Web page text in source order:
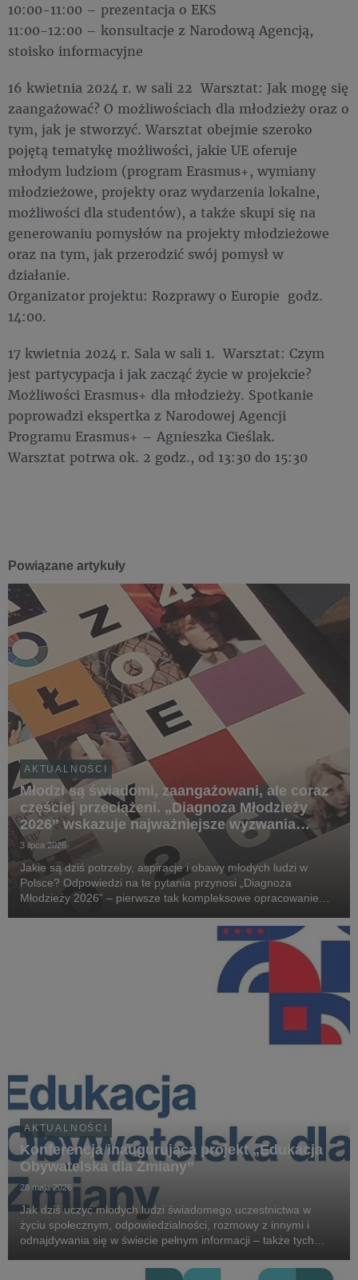
10:00-11:00 – prezentacja o EKS
11:00-12:00 – konsultacje z Narodową Agencją,
stoisko informacyjne
16 kwietnia 2024 r. w sali 22 Warsztat: Jak mogę się
zaangażować? O możliwościach dla młodzieży oraz o
tym, jak je stworzyć. Warsztat obejmie szeroko
pojętą tematykę możliwości, jakie UE oferuje
młodym ludziom (program Erasmus+, wymiany
młodzieżowe, projekty oraz wydarzenia lokalne,
możliwości dla studentów), a także skupi się na
generowaniu pomysłów na projekty młodzieżowe
oraz na tym, jak przerodzić swój pomysł w
działanie.
Organizator projektu: Rozprawy o Europie godz.
14:00.
17 kwietnia 2024 r. Sala w sali 1. Warsztat: Czym
jest partycypacja i jak zacząć życie w projekcie?
Możliwości Erasmus+ dla młodzieży. Spotkanie
poprowadzi ekspertka z Narodowej Agencji
Programu Erasmus+ – Agnieszka Cieślak.
Warsztat potrwa ok. 2 godz., od 13:30 do 15:30
Powiązane artykuły
AKTUALNOŚCI
Młodzi są świadomi, zaangażowani, ale coraz
częściej przeciążeni. „Diagnoza Młodzieży
2026” wskazuje najważniejsze wyzwania
młodego pokolenia
3 lipca 2026
Jakie są dziś potrzeby, aspiracje i obawy młodych ludzi w
Polsce? Odpowiedzi na te pytania przynosi „Diagnoza
Młodzieży 2026” – pierwsze tak kompleksowe opracowanie
na zlecenie Ministerstwa Edukacji Narodowej. Ra...
AKTUALNOŚCI
Konferencja inaugurująca projekt „Edukacja
Obywatelska dla Zmiany”
28 maja 2026
Jak dziś uczyć młodych ludzi świadomego uczestnictwa w
życiu społecznym, odpowiedzialności, rozmowy z innymi i
odnajdywania się w świecie pełnym informacji – także tych
przedstawiciele instytucji publicznych i organizacji sp...